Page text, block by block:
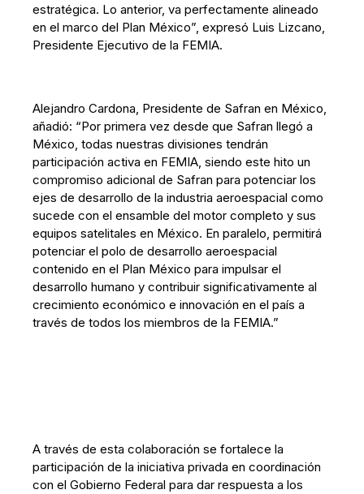
estratégica. Lo anterior, va perfectamente alineado
en el marco del Plan México”, expresó Luis Lizcano,
Presidente Ejecutivo de la FEMIA.
Alejandro Cardona, Presidente de Safran en México,
añadió: “Por primera vez desde que Safran llegó a
México, todas nuestras divisiones tendrán
participación activa en FEMIA, siendo este hito un
compromiso adicional de Safran para potenciar los
ejes de desarrollo de la industria aeroespacial como
sucede con el ensamble del motor completo y sus
equipos satelitales en México. En paralelo, permitirá
potenciar el polo de desarrollo aeroespacial
contenido en el Plan México para impulsar el
desarrollo humano y contribuir significativamente al
crecimiento económico e innovación en el país a
través de todos los miembros de la FEMIA.”
A través de esta colaboración se fortalece la
participación de la iniciativa privada en coordinación
con el Gobierno Federal para dar respuesta a los